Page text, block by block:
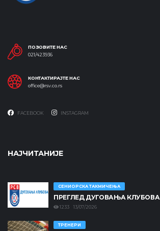
ПОЗОВИТЕ НАС
021/423936
КОНТАКТИРАЈТЕ НАС
office@rsv.co.rs
FACEBOOK INSTAGRAM
НАЈЧИТАНИЈЕ
СЕНИОРСКА ТАКМИЧЕЊА
ПРЕГЛЕД ДУГОВАЊА КЛУБОВА
1233 13/07/2026
ТРЕНЕРИ